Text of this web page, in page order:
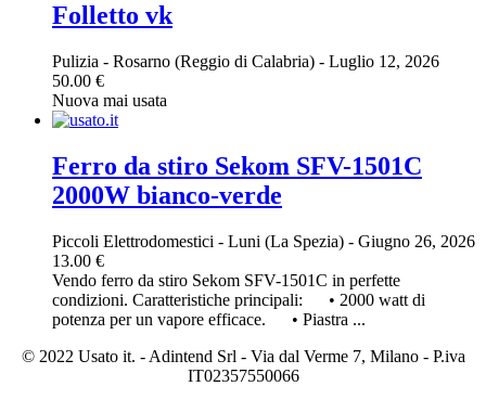
Folletto vk
Pulizia - Rosarno (Reggio di Calabria) - Luglio 12, 2026
50.00 €
Nuova mai usata
Ferro da stiro Sekom SFV-1501C
2000W bianco-verde
Piccoli Elettrodomestici - Luni (La Spezia) - Giugno 26, 2026
13.00 €
Vendo ferro da stiro Sekom SFV-1501C in perfette
condizioni. Caratteristiche principali: • 2000 watt di
potenza per un vapore efficace. • Piastra ...
© 2022 Usato it. - Adintend Srl - Via dal Verme 7, Milano - P.iva
IT02357550066